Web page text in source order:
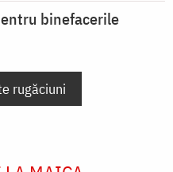
binefacerile
rugăciuni